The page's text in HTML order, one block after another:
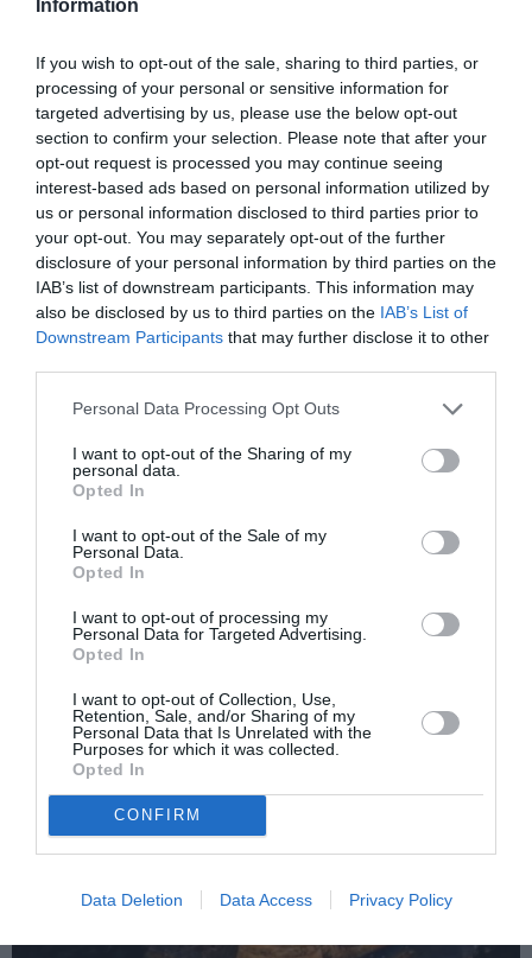
Information
If you wish to opt-out of the sale, sharing to third parties, or
processing of your personal or sensitive information for
targeted advertising by us, please use the below opt-out
section to confirm your selection. Please note that after your
opt-out request is processed you may continue seeing
interest-based ads based on personal information utilized by
us or personal information disclosed to third parties prior to
your opt-out. You may separately opt-out of the further
disclosure of your personal information by third parties on the
IAB’s list of downstream participants. This information may
also be disclosed by us to third parties on the IAB’s List of
Downstream Participants that may further disclose it to other
Personal Data Processing Opt Outs
I want to opt-out of the Sharing of my
personal data.
Opted In
I want to opt-out of the Sale of my
Personal Data.
Opted In
I want to opt-out of processing my
Personal Data for Targeted Advertising.
Opted In
I want to opt-out of Collection, Use,
Retention, Sale, and/or Sharing of my
Personal Data that Is Unrelated with the
Purposes for which it was collected.
Opted In
CONFIRM
Data Deletion Data Access Privacy Policy
afaceri italienidar şi unspectacol dedicat
comunităţii. Este vorba de“Romani-romeni”- un
spectacol care va avea loc la Campidoglio,pe 15
iunie şi va fi transmis de TVR şi deRai Uno a doua zi,
pe 16 iunie, seara ”- ne-a mai declarat Ramona
Bădescu.
Vom reveni cu detalii
Miruna Cajvaneanu
Drepturile cetăţenilor români aflaţi în
închisorile italiene
Următorul articol
Monica Bârlădeanu- protagonista unui film
italian despre protestele sângeroase din
timpul G8 de la Genova(Video)
AȚI PUTEA DORI DE
ASEMENEA